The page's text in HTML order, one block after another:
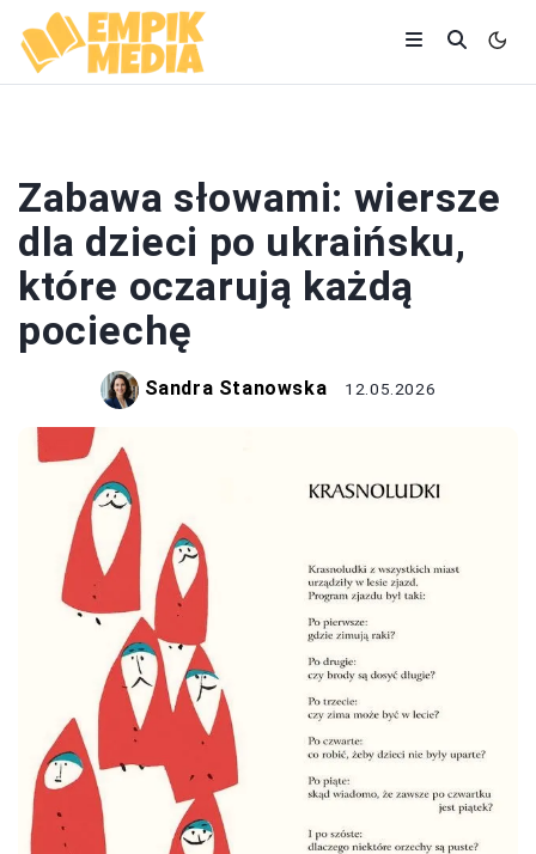
Zabawa słowami: wiersze
dla dzieci po ukraińsku,
które oczarują każdą
pociechę
Sandra Stanowska 12.05.2026